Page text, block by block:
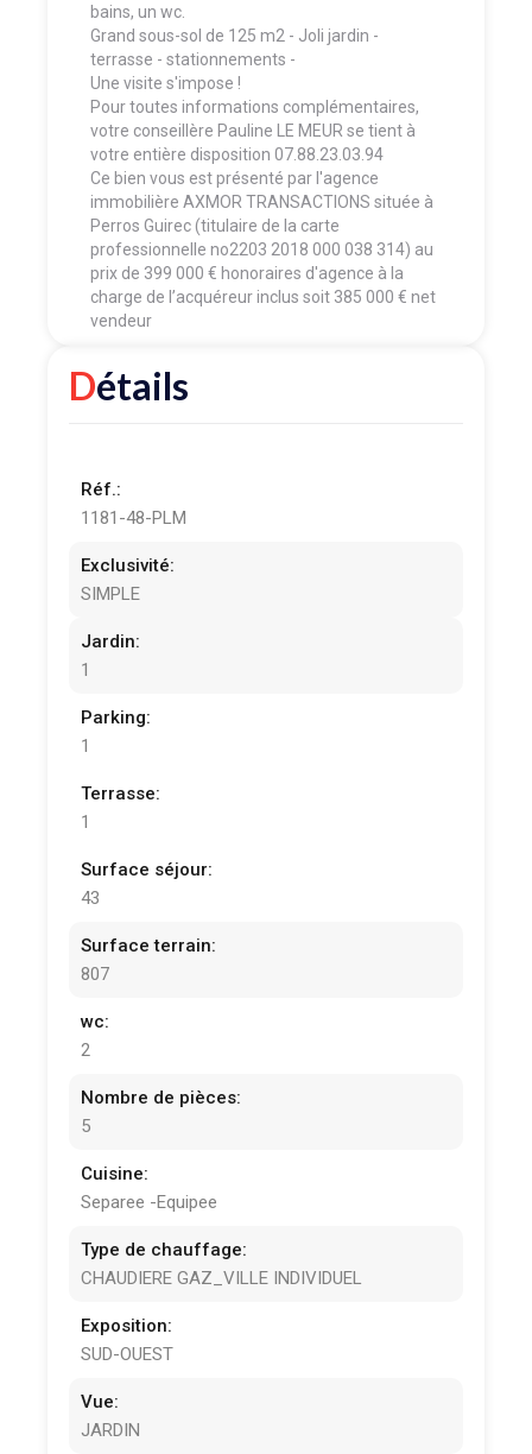
bains, un wc.
Grand sous-sol de 125 m2 - Joli jardin -
terrasse - stationnements -
Une visite s'impose !
Pour toutes informations complémentaires,
votre conseillère Pauline LE MEUR se tient à
votre entière disposition 07.88.23.03.94
Ce bien vous est présenté par l'agence
immobilière AXMOR TRANSACTIONS située à
Perros Guirec (titulaire de la carte
professionnelle no2203 2018 000 038 314) au
prix de 399 000 € honoraires d'agence à la
charge de l’acquéreur inclus soit 385 000 € net
vendeur
Détails
Réf.:
1181-48-PLM
Exclusivité:
SIMPLE
Jardin:
1
Parking:
1
Terrasse:
1
Surface séjour:
43
Surface terrain:
807
wc:
2
Nombre de pièces:
5
Cuisine:
Separee -Equipee
Type de chauffage:
CHAUDIERE GAZ_VILLE INDIVIDUEL
Exposition:
SUD-OUEST
Vue:
JARDIN